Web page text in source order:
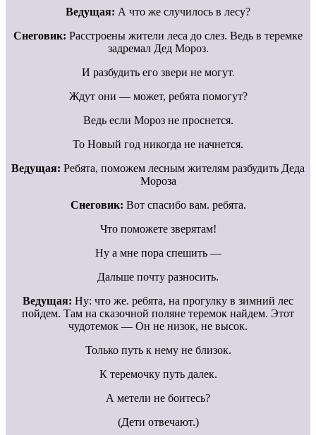
Ведущая: А что же случилось в лесу?
Снеговик: Расстроены жители леса до слез. Ведь в теремке
задремал Дед Мороз.
И разбудить его звери не могут.
Ждут они — может, ребята помогут?
Ведь если Мороз не проснется.
То Новый год никогда не начнется.
Ведущая: Ребята, поможем лесным жителям разбудить Деда
Мороза
Снеговик: Вот спасибо вам. ребята.
Что поможете зверятам!
Ну а мне пора спешить —
Дальше почту разносить.
Ведущая: Ну: что же. ребята, на прогулку в зимний лес
пойдем. Там на сказочной поляне теремок найдем. Этот
чудотемок — Он не низок, не высок.
Только путь к нему не близок.
К теремочку путь далек.
А метели не боитесь?
(Дети отвечают.)